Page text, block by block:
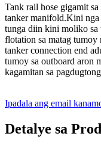
Tank rail hose gigamit
tanker manifold.Kini nga
tunga diin kini moliko sa
flotation sa matag tumoy
tanker connection end
tumoy sa outboard aron
kagamitan sa
Ipadala ang email
Detalye sa